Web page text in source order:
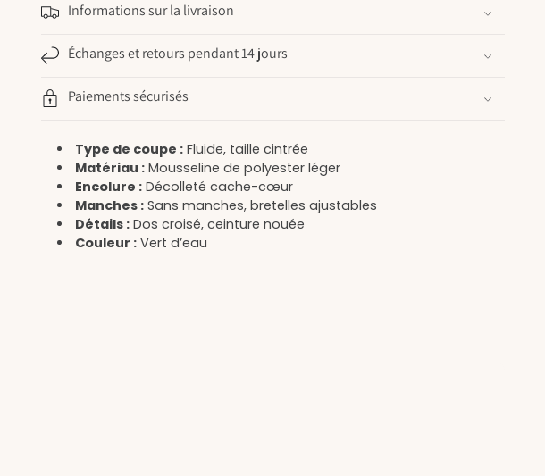
Informations sur la livraison
Échanges et retours pendant 14 jours
Paiements sécurisés
Type de coupe : Fluide, taille cintrée
Matériau : Mousseline de polyester léger
Encolure : Décolleté cache-cœur
Manches : Sans manches, bretelles ajustables
Détails : Dos croisé, ceinture nouée
Couleur : Vert d’eau